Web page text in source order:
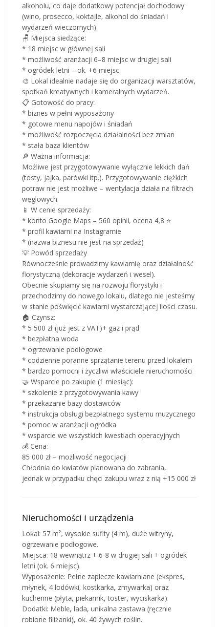
alkoholu, co daje dodatkowy potencjał dochodowy
(wino, prosecco, koktajle, alkohol do śniadań i
wydarzeń wieczornych).
🪑 Miejsca siedzące:
* 18 miejsc w głównej sali
* możliwość aranżacji 6–8 miejsc w drugiej sali
* ogródek letni – ok. +6 miejsc
🎨 Lokal idealnie nadaje się do organizacji warsztatów,
spotkań kreatywnych i kameralnych wydarzeń.
📋 Gotowość do pracy:
* biznes w pełni wyposażony
* gotowe menu napojów i śniadań
* możliwość rozpoczęcia działalności bez zmian
* stała baza klientów
🔎 Ważna informacja:
Możliwe jest przygotowywanie wyłącznie lekkich dań
(tosty, jajka, parówki itp.). Przygotowywanie ciężkich
potraw nie jest możliwe – wentylacja działa na filtrach
węglowych.
📱 W cenie sprzedaży:
* konto Google Maps – 560 opinii, ocena 4,8 ⭐
* profil kawiarni na Instagramie
* (nazwa biznesu nie jest na sprzedaż)
💡 Powód sprzedaży
Równocześnie prowadzimy kawiarnię oraz działalność
florystyczną (dekoracje wydarzeń i wesel).
Obecnie skupiamy się na rozwoju florystyki i
przechodzimy do nowego lokalu, dlatego nie jesteśmy
w stanie poświęcić kawiarni wystarczającej ilości czasu.
🏠 Czynsz:
* 5 500 zł (już jest z VAT)+ gaz i prąd
* bezpłatna woda
* ogrzewanie podłogowe
* codzienne poranne sprzątanie terenu przed lokalem
* bardzo pomocni i życzliwi właściciele nieruchomości
🤝 Wsparcie po zakupie (1 miesiąc):
* szkolenie z przygotowywania kawy
* przekazanie bazy dostawców
* instrukcja obsługi bezpłatnego systemu muzycznego
* pomoc w aranżacji ogródka
* wsparcie we wszystkich kwestiach operacyjnych
💰 Cena:
85 000 zł – możliwość negocjacji
Chłodnia do kwiatów planowana do zabrania,
jednak w przypadku chęci zakupu wraz z nią +15 000 zł
Nieruchomości i urządzenia
Lokal: 57 m², wysokie sufity (4 m), duże witryny,
ogrzewanie podłogowe.
​Miejsca: 18 wewnątrz + 6-8 w drugiej sali + ogródek
letni (ok. 6 miejsc).
​Wyposażenie: Pełne zaplecze kawiarniane (ekspres,
młynek, 4 lodówki, kostkarka, zmywarka) oraz
kuchenne (płyta, piekarnik, toster, wyciskarka).
​Dodatki: Meble, lada, unikalna zastawa (ręcznie
robione filiżanki), ok. 40 żywych roślin.